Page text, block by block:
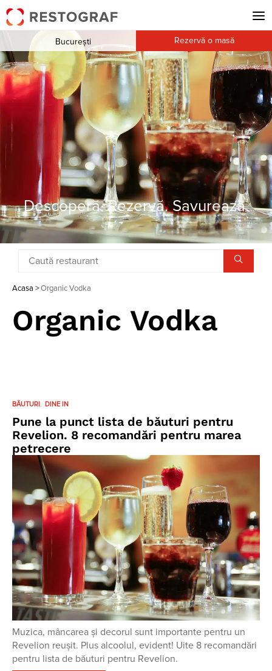
Descoperă. Rezervă. Savurează.
București Rezervă o masă
Acasa >Organic Vodka
Organic Vodka
BĂUTURI DINE IN
Pune la punct lista de băuturi pentru
Revelion. 8 recomandări pentru marea
petrecere
Muzica, mâncarea și decorul sunt importante pentru un
Revelion reușit. Plus alcoolul, evident! Uite 8 recomandări
pentru lista de băuturi pentru Revelion.